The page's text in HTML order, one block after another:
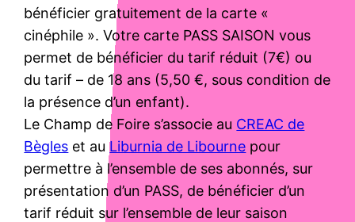
bénéficier gratuitement de la carte «
cinéphile ». Votre carte PASS SAISON vous
permet de bénéficier du tarif réduit (7€) ou
du tarif – de 18 ans (5,50 €, sous condition de
la présence d’un enfant).
Le Champ de Foire s’associe au CREAC de
Bègles et auLiburnia de Libourne pour
permettre à l’ensemble de ses abonnés, sur
présentation d’un PASS, de bénéficier d’un
tarif réduit sur l’ensemble de leur saison